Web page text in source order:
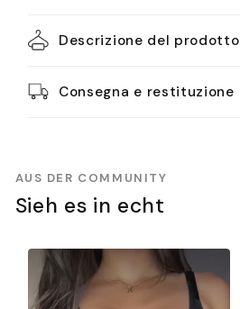
Descrizione del prodotto
Consegna e restituzione
AUS DER COMMUNITY
Sieh es in echt